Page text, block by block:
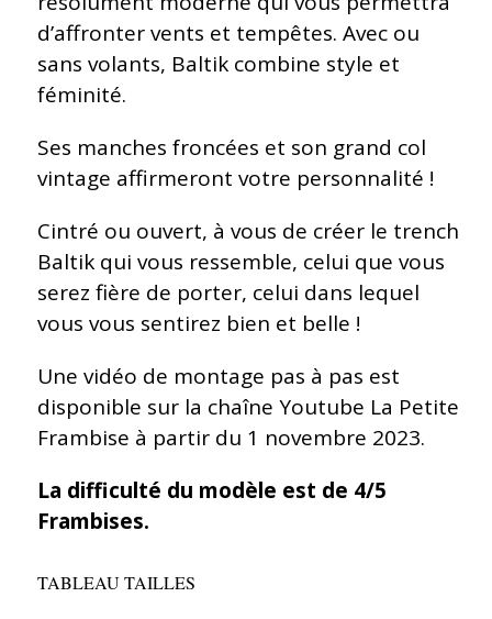
d’affronter vents et tempêtes. Avec ou
sans volants, Baltik combine style et
féminité.
Ses manches froncées et son grand col
vintage affirmeront votre personnalité !
Cintré ou ouvert, à vous de créer le trench
Baltik qui vous ressemble, celui que vous
serez fière de porter, celui dans lequel
vous vous sentirez bien et belle !
Une vidéo de montage pas à pas est
disponible sur la chaîne Youtube La Petite
Frambise à partir du 1 novembre 2023.
La difficulté du modèle est de 4/5
Frambises.
TABLEAU TAILLES